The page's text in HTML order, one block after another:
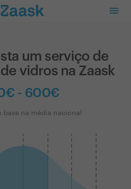
um serviço de
vidros na Zaask
- 600€
base na média nacional